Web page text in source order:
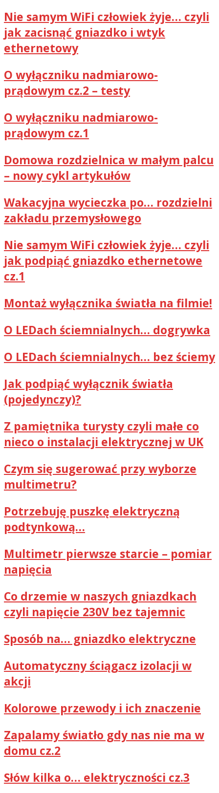
Nie samym WiFi człowiek żyje… czyli
jak zacisnąć gniazdko i wtyk
ethernetowy
O wyłączniku nadmiarowo-
prądowym cz.2 – testy
O wyłączniku nadmiarowo-
prądowym cz.1
Domowa rozdzielnica w małym palcu
– nowy cykl artykułów
Wakacyjna wycieczka po… rozdzielni
zakładu przemysłowego
Nie samym WiFi człowiek żyje… czyli
jak podpiąć gniazdko ethernetowe
cz.1
Montaż wyłącznika światła na filmie!
O LEDach ściemnialnych… dogrywka
O LEDach ściemnialnych… bez ściemy
Jak podpiąć wyłącznik światła
(pojedynczy)?
Z pamiętnika turysty czyli małe co
nieco o instalacji elektrycznej w UK
Czym się sugerować przy wyborze
multimetru?
Potrzebuję puszkę elektryczną
podtynkową…
Multimetr pierwsze starcie – pomiar
napięcia
Co drzemie w naszych gniazdkach
czyli napięcie 230V bez tajemnic
Sposób na… gniazdko elektryczne
Automatyczny ściągacz izolacji w
akcji
Kolorowe przewody i ich znaczenie
Zapalamy światło gdy nas nie ma w
domu cz.2
Słów kilka o… elektryczności cz.3